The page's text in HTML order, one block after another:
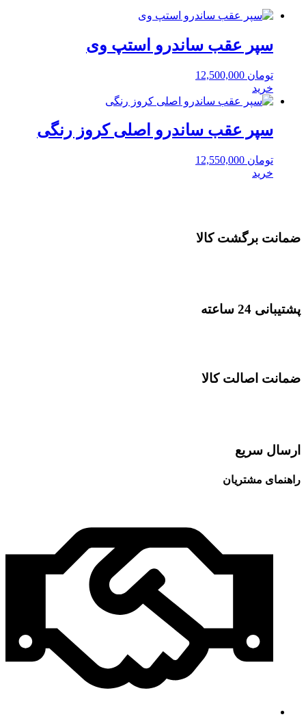
سپر عقب ساندرو استپ وی
تومان
خرید
سپر عقب ساندرو اصلی کروز رنگی
تومان
خرید
ضمانت برگشت کالا
پشتیبانی 24 ساعته
ضمانت اصالت کالا
ارسال سریع
راهنمای مشتریان